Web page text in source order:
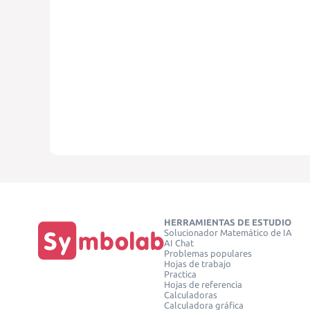
HERRAMIENTAS DE ESTUDIO
Solucionador Matemático de IA
AI Chat
Problemas populares
Hojas de trabajo
Practica
Hojas de referencia
Calculadoras
Calculadora gráfica